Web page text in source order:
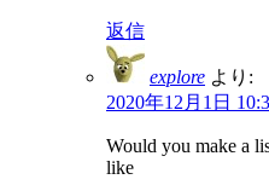
返信
explore より:
2020年12月1日
Would you make a
like